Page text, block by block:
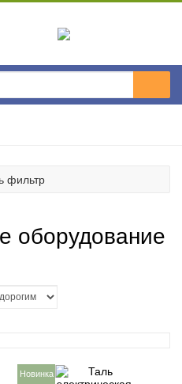
фильтр
оборудование
Новинка